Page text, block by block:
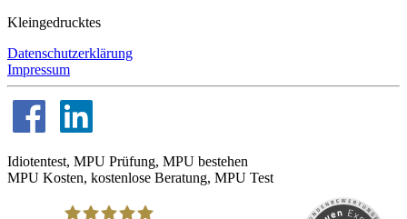
Kleingedrucktes
Datenschutzerklärung
Impressum
Idiotentest, MPU Prüfung, MPU bestehen
MPU Kosten, kostenlose Beratung, MPU Test